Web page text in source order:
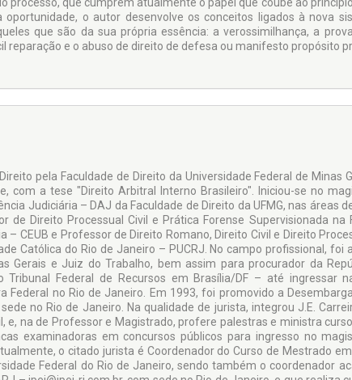
oportunidade, o autor desenvolve os conceitos ligados à nova
que são da sua própria essência: a verossimilhança, a
reparação e o abuso de direito de defesa ou manifesto propósito
pela Faculdade de Direito da Universidade Federal de Minas
com a tese "Direito Arbitral Interno Brasileiro". Iniciou-se no
Judiciária – DAJ da Faculdade de Direito da UFMG, nas áreas
de Direito Processual Civil e Prática Forense Supervisionada na
– CEUB e Professor de Direito Romano, Direito Civil e Direito
Católica do Rio de Janeiro – PUCRJ. No campo profissional, foi
Gerais e Juiz do Trabalho, bem assim para procurador da
Tribunal Federal de Recursos em Brasília/DF – até ingressar
Federal no Rio de Janeiro. Em 1993, foi promovido a
no Rio de Janeiro. Na qualidade de jurista, integrou J.E.
e, na de Professor e Magistrado, profere palestras e ministra
examinadoras em concursos públicos para ingresso no
o citado jurista é Coordenador do Curso de Mestrado
Federal do Rio de Janeiro, sendo também o coordenador